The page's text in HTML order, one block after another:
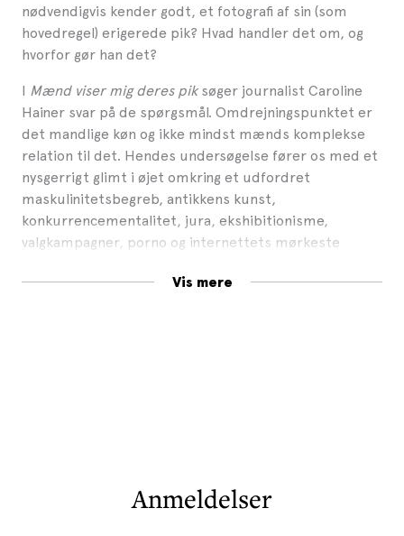
nødvendigvis kender godt, et fotografi af sin (som
hovedregel) erigerede pik? Hvad handler det om, og
hvorfor gør han det?
I Mænd viser mig deres pik søger journalist Caroline
Hainer svar på de spørgsmål. Omdrejningspunktet er
det mandlige køn og ikke mindst mænds komplekse
relation til det. Hendes undersøgelse fører os med et
nysgerrigt glimt i øjet omkring et udfordret
maskulinitetsbegreb, antikkens kunst,
konkurrencementalitet, jura, ekshibitionisme,
valgkampagner, porno og internettets mørkeste
Vis mere
Anmeldelser